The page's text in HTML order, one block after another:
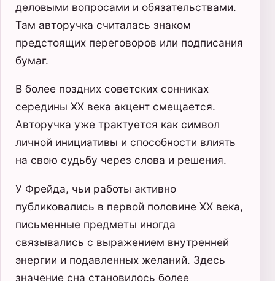
деловыми вопросами и обязательствами.
Там авторучка считалась знаком
предстоящих переговоров или подписания
бумаг.
В более поздних советских сонниках
середины XX века акцент смещается.
Авторучка уже трактуется как символ
личной инициативы и способности влиять
на свою судьбу через слова и решения.
У Фрейда, чьи работы активно
публиковались в первой половине XX века,
письменные предметы иногда
связывались с выражением внутренней
энергии и подавленных желаний. Здесь
значение сна становилось более